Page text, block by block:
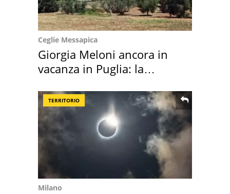
Ceglie Messapica
Giorgia Meloni ancora in
vacanza in Puglia: la
TERRITORIO
Milano